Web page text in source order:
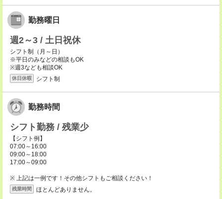
勤務曜日
週2～3 / 土日祝休
シフト制（月～日）
※平日のみなどの相談もOK
※週3なども相談OK
休日休暇 シフト制
勤務時間
シフト勤務 / 残業少
【シフト例】
07:00～16:00
09:00～18:00
17:00～09:00
※ 上記は一例です！その他シフトもご相談ください！
残業時間 ほとんどありません。